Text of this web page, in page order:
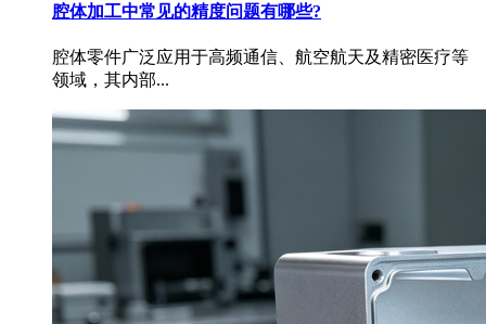
腔体加工中常见的精度问题有哪些?
腔体零件广泛应用于高频通信、航空航天及精密医疗等
领域，其内部...